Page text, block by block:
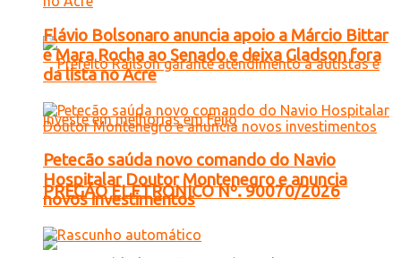
PREGÃO ELETRONICO Nº. 90070/2026
Flávio Bolsonaro anuncia apoio a Márcio Bittar
e Mara Rocha ao Senado e deixa Gladson fora
da lista no Acre
Petecão saúda novo comando do Navio
Hospitalar Doutor Montenegro e anuncia
novos investimentos